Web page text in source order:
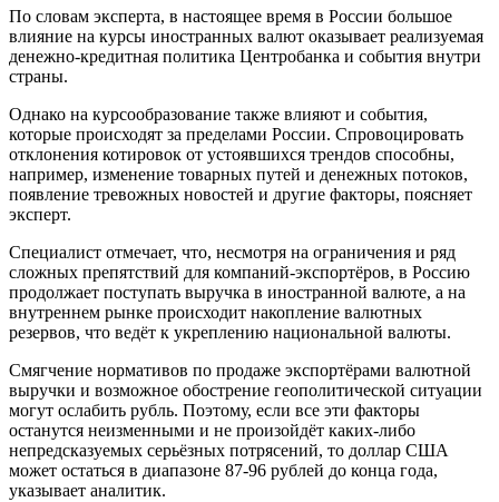
По словам эксперта, в настоящее время в России большое
влияние на курсы иностранных валют оказывает реализуемая
денежно-кредитная политика Центробанка и события внутри
страны.
Однако на курсообразование также влияют и события,
которые происходят за пределами России. Спровоцировать
отклонения котировок от устоявшихся трендов способны,
например, изменение товарных путей и денежных потоков,
появление тревожных новостей и другие факторы, поясняет
эксперт.
Специалист отмечает, что, несмотря на ограничения и ряд
сложных препятствий для компаний-экспортёров, в Россию
продолжает поступать выручка в иностранной валюте, а на
внутреннем рынке происходит накопление валютных
резервов, что ведёт к укреплению национальной валюты.
Смягчение нормативов по продаже экспортёрами валютной
выручки и возможное обострение геополитической ситуации
могут ослабить рубль. Поэтому, если все эти факторы
останутся неизменными и не произойдёт каких-либо
непредсказуемых серьёзных потрясений, то доллар США
может остаться в диапазоне 87-96 рублей до конца года,
указывает аналитик.